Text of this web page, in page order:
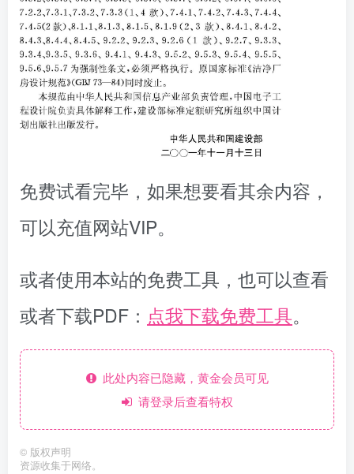
免费试看完毕，如果想要看其余内容，
可以充值网站VIP。
或者使用本站的免费工具，也可以查看
或者下载PDF： 点我下载免费工具。
此处内容已隐藏，黄金会员可见
请登录后查看特权
© 版权声明
资源收集于网络。